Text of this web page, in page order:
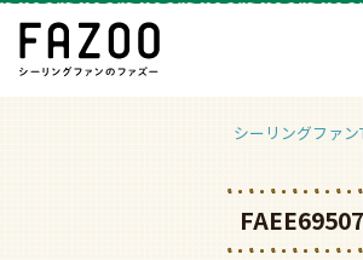
シーリングファン